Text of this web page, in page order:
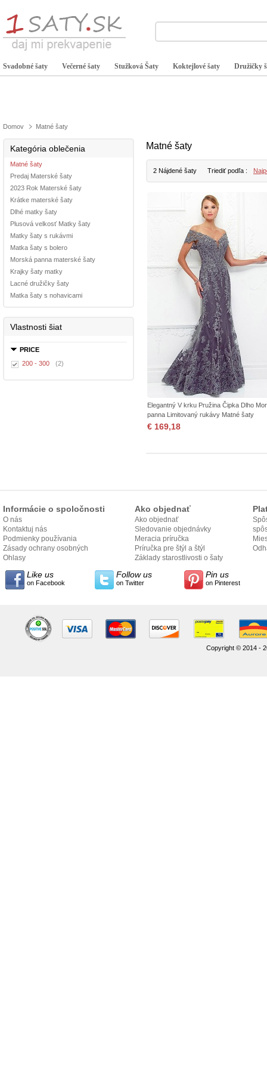
Svadobné šaty Večerné šaty Stužková Šaty Koktejlové šaty Družičky
Domov Matné šaty
Kategória oblečenia
Matné šaty
Predaj Materské šaty
2023 Rok Materské šaty
Krátke materské šaty
Dlhé matky šaty
Plusová velkosť Matky šaty
Matky šaty s rukávmi
Matka šaty s bolero
Morská panna materské šaty
Krajky šaty matky
Lacné družičky šaty
Matka šaty s nohavicami
Vlastnosti šiat
PRICE
200 - 300
(2)
Matné šaty
2 Nájdené šaty Triediť podľa :
Elegantný V krku Pružina Čipka Dlho
panna Limitovaný rukávy Matné šaty
€ 169,18
Informácie o spoločnosti
O nás
Kontaktuj nás
Podmienky používania
Zásady ochrany osobných
údajov
Ohlasy
Ako objednať
Ako objednať
Sledovanie objednávky
Meracia príručka
Príručka pre štýl a štýl
Základy starostlivosti o šaty
Like us
on Facebook
Follow us
on Twitter
Pin us
on Pinterest
Copyright © 2014 -